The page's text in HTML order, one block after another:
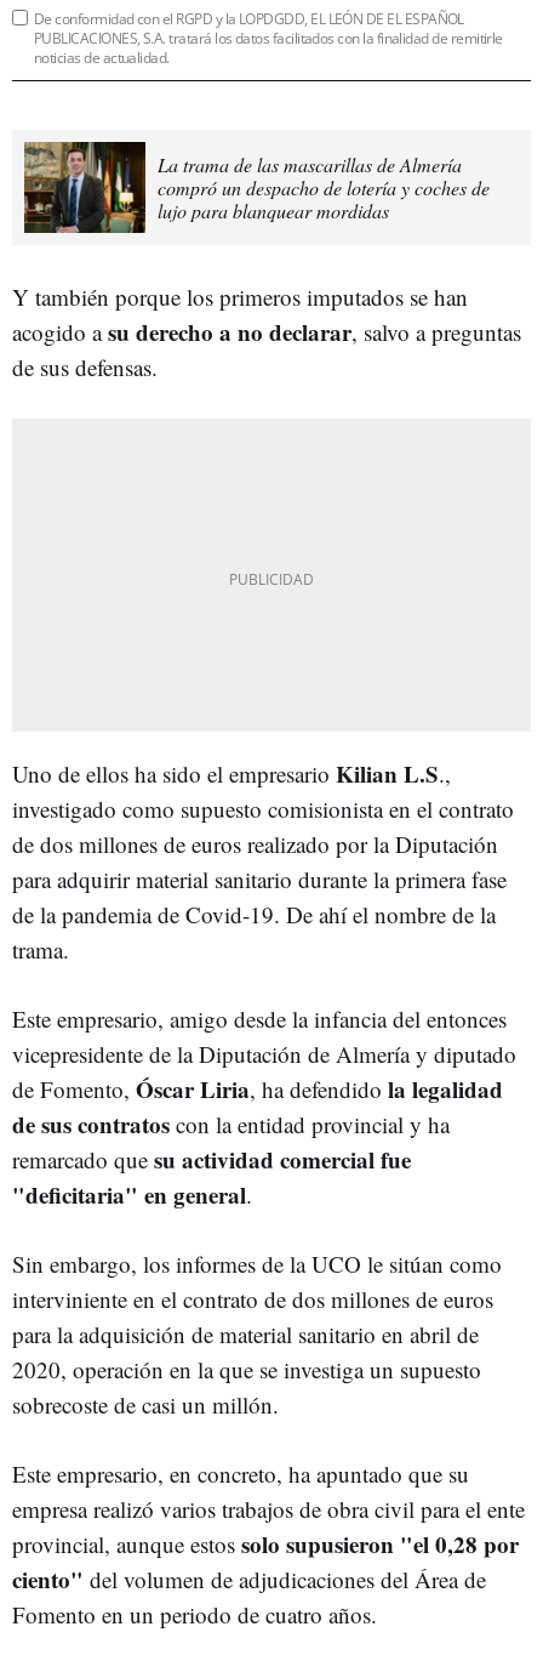
De conformidad con el RGPD y la LOPDGDD, EL LEÓN DE EL ESPAÑOL
PUBLICACIONES, S.A. tratará los datos facilitados con la finalidad de remitirle
noticias de actualidad.
La trama de las mascarillas de Almería
compró un despacho de lotería y coches de
lujo para blanquear mordidas
Y también porque los primeros imputados se han
acogido asu derecho a no declarar, salvo a preguntas
de sus defensas.
Uno de ellos ha sido el empresario Kilian L.S.,
investigado como supuesto comisionista en el contrato
de dos millones de euros realizado por la Diputación
para adquirir material sanitario durante la primera fase
de la pandemia de Covid-19. De ahí el nombre de la
trama.
Este empresario, amigo desde la infancia del entonces
vicepresidente de la Diputación de Almería y diputado
de Fomento, Óscar Liria, ha defendido la legalidad
de sus contratos con la entidad provincial y ha
remarcado que su actividad comercial fue
"deficitaria" en general.
Sin embargo, los informes de la UCO le sitúan como
interviniente en el contrato de dos millones de euros
para la adquisición de material sanitario en abril de
2020, operación en la que se investiga un supuesto
sobrecoste de casi un millón.
Este empresario, en concreto, ha apuntado que su
empresa realizó varios trabajos de obra civil para el ente
provincial, aunque estos solo supusieron "el 0,28 por
ciento" del volumen de adjudicaciones del Área de
Fomento en un periodo de cuatro años.